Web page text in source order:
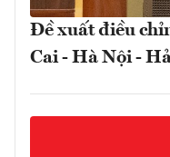
Đề xuất điều
Cai - Hà Nội -